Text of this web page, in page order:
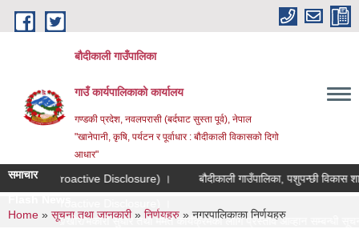
Skip to main content
बौदीकाली गाउँपालिका
गाउँ कार्यपालिकाको कार्यालय
गण्डकी प्रदेश, नवलपरासी (बर्दघाट सुस्ता पूर्व), नेपाल
"खानेपानी, कृषि, पर्यटन र पूर्वाधार : बौदीकाली विकासको दिगो
आधार"
समाचार
(Proactive Disclosure) ।
बौदीकाली गाउँपालिका, पशुपन्छी विकास शाखाको
खोर/भकारो सुधार तथा मर्मत कार्यक्रमका लागि प्रस्ताव आव्हान सम्बन्धी सूचना ।
You are here
Home » सूचना तथा जानकारी» निर्णयहरु » नगरपालिकाका निर्णयहरु